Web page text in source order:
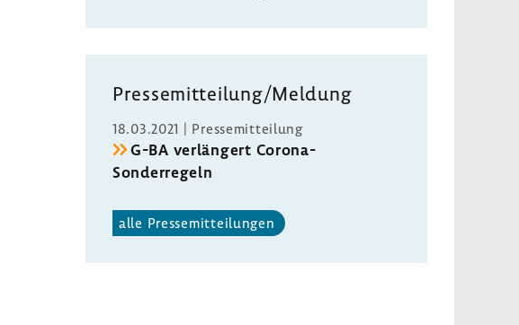
Pres­se­mit­tei­lung/Meldung
18.03.2021 | Pres­se­mit­tei­lung
G-BA verlän­gert Corona-​
Sonderregeln
alle Pres­se­mit­tei­lungen